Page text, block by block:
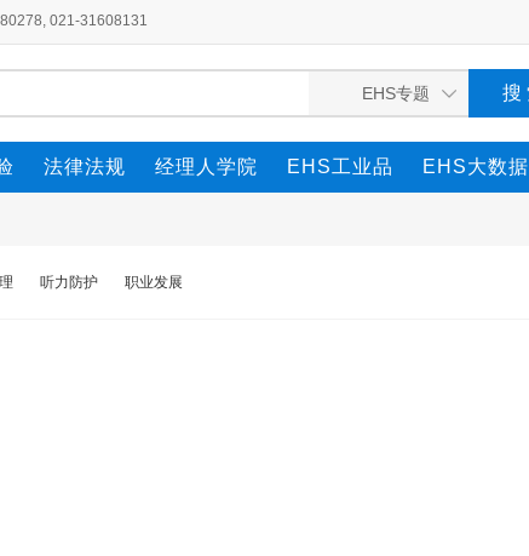
021-31608131
法律法规 经理人学院 EHS工业品 EHS大数据
听力防护 职业发展